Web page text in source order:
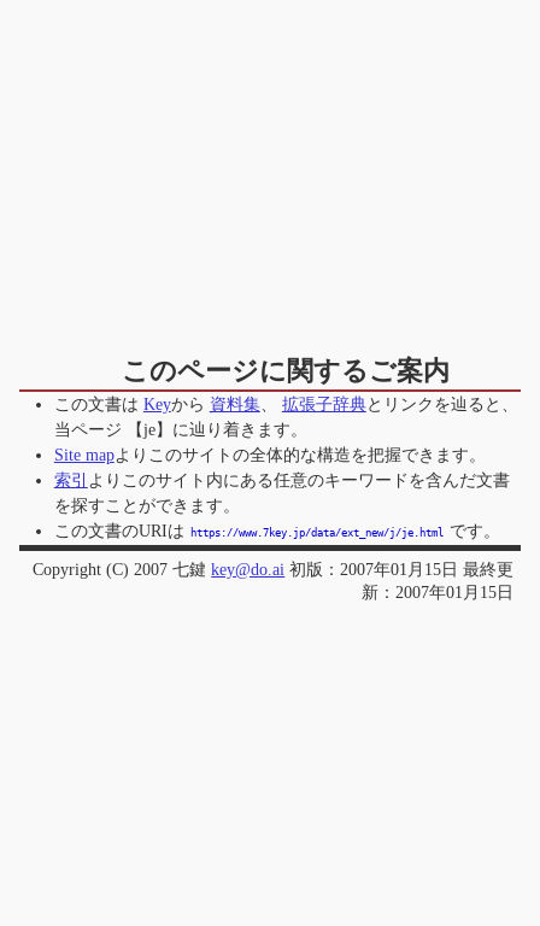
このページに関するご案内
この文書は Keyから 資料集、 拡張子辞典とリンクを辿ると、
当ページ
【je】 に辿り着きます。
Site mapよりこのサイトの全体的な構造を把握できます。
索引 よりこのサイト内にある任意のキーワードを含んだ文書
を探すことができます。
この文書のURIは
https://www.7key.jp/data/ext_new/j/je.html です。
Copyright (C) 2007 七鍵key@do.ai 初版：2007年01月15日 最終更
新：2007年01月15日